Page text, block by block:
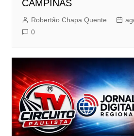
CAMPINAS
Robertão Chapa Quente
0